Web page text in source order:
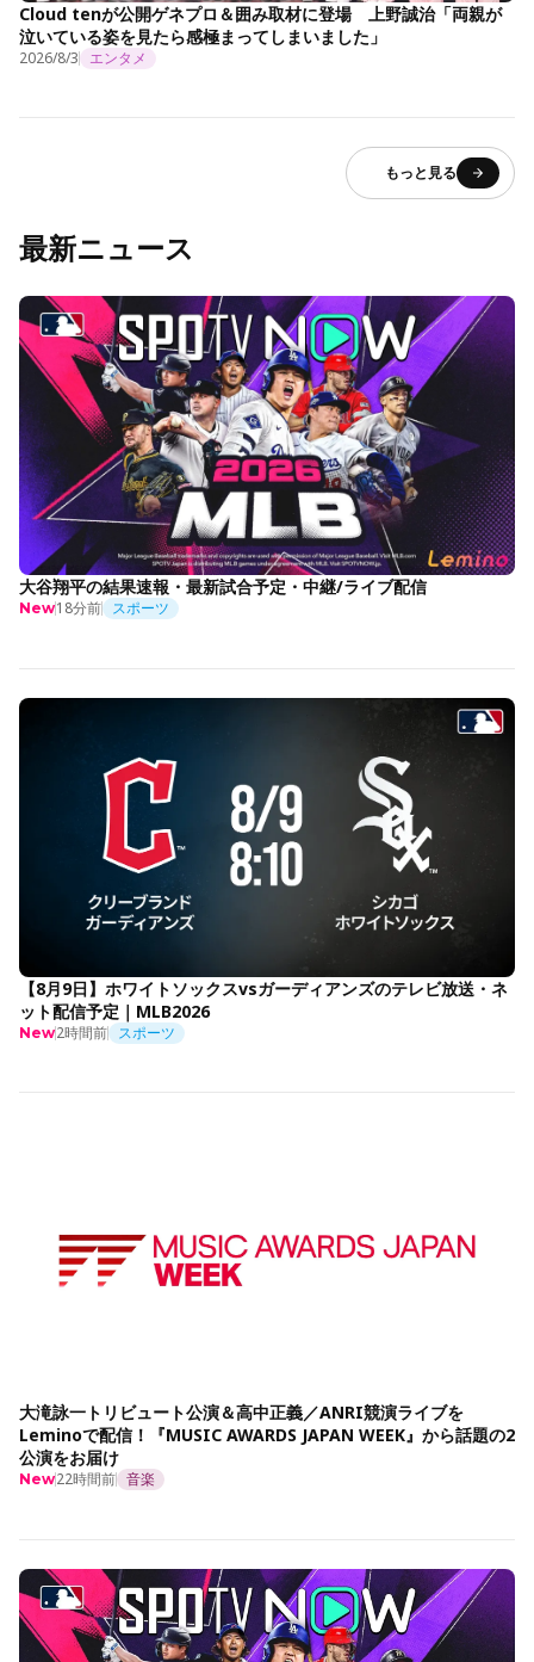
Cloud tenが公開ゲネプロ＆囲み取材に登場 上野誠治「両親が
泣いている姿を見たら感極まってしまいました」
2026/8/3 エンタメ
もっと見る
最新ニュース
大谷翔平の結果速報・最新試合予定・中継/ライブ配信
New18分前 スポーツ
【8月9日】ホワイトソックスvsガーディアンズのテレビ放送・ネ
ット配信予定｜MLB2026
New2時間前 スポーツ
大滝詠一トリビュート公演＆高中正義／ANRI競演ライブを
Leminoで配信！『MUSIC AWARDS JAPAN WEEK』から話題の2
公演をお届け
New22時間前 音楽